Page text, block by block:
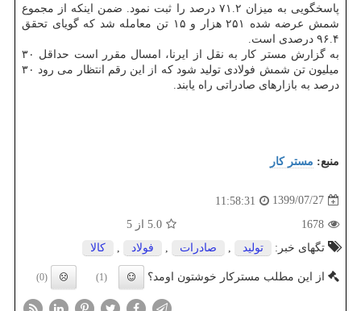
پاسخگویی به میزان ۷۱.۲ درصد را ثبت نمود. ضمن اینکه از مجموع
شمش عرضه شده ۲۵۱ هزار و ۱۵ تن معامله شد که گویای تحقق
۹۶.۴ درصدی است.
به گزارش مستر کار به نقل از ایرنا، امسال مقرر است حداقل ۳۰
میلیون تن شمش فولادی تولید شود که از این رقم انتظار می رود ۳۰
درصد به بازارهای صادراتی راه یابند.
منبع: مستر كار
1399/07/27
11:58:31
1678
5.0 از 5
تگهای خبر:
تولید صادرات فولاد كالا
از این مطلب مسترکار خوشتون اومد؟ (1)
(0)